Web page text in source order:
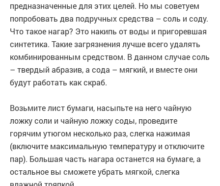
предназначенные для этих целей. Но мы советуем
попробовать два подручных средства – соль и соду.
Что такое нагар? Это накипь от воды и пригоревшая
синтетика. Такие загрязнения лучше всего удалять
комбинированным средством. В данном случае соль
– твердый абразив, а сода – мягкий, и вместе они
будут работать как скраб.
Возьмите лист бумаги, насыпьте на него чайную
ложку соли и чайную ложку соды, проведите
горячим утюгом несколько раз, слегка нажимая
(включите максимальную температуру и отключите
пар). Большая часть нагара останется на бумаге, а
остальное вы сможете убрать мягкой, слегка